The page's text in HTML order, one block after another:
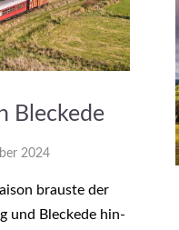
Bleckede
2024
brauste der
und Bleckede hin-